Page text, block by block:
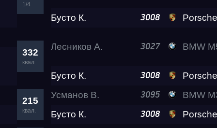
1/4
Бусто К. 3008 Porsche 911 Turbo
332
квал.
Лесников А. 3027 BMW M5
Бусто К. 3008 Porsche 911 Turbo
215
квал.
Усманов В. 3095
BMW M3
Бусто К.
3008 Porsche 911 Turbo